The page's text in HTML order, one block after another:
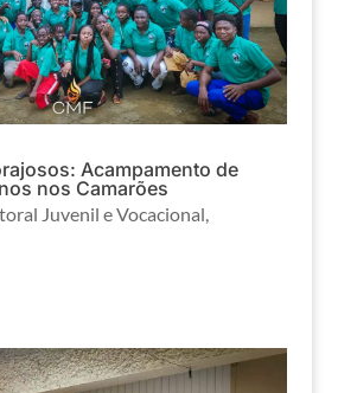
Acampamento de
nos Camarões
Juvenil e Vocacional